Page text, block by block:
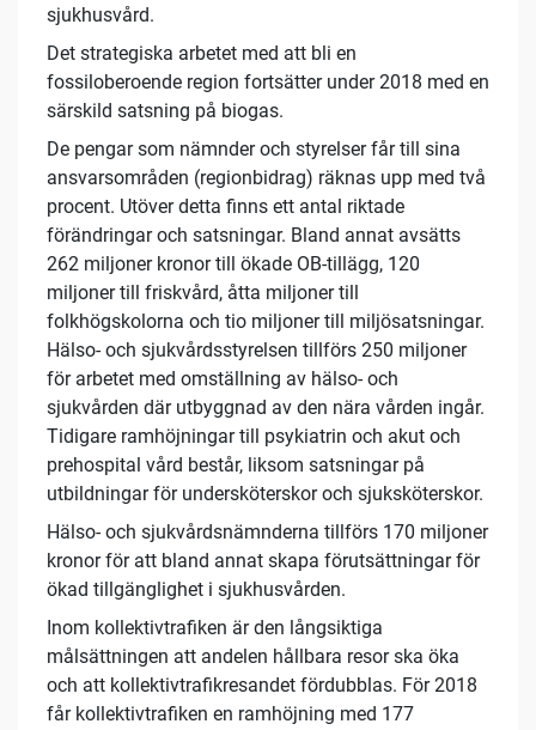
sjukhusvård.
Det strategiska arbetet med att bli en
fossiloberoende region fortsätter under 2018 med en
särskild satsning på biogas.
De pengar som nämnder och styrelser får till sina
ansvarsområden (regionbidrag) räknas upp med två
procent. Utöver detta finns ett antal riktade
förändringar och satsningar. Bland annat avsätts
262 miljoner kronor till ökade OB-tillägg, 120
miljoner till friskvård, åtta miljoner till
folkhögskolorna och tio miljoner till miljösatsningar.
Hälso- och sjukvårdsstyrelsen tillförs 250 miljoner
för arbetet med omställning av hälso- och
sjukvården där utbyggnad av den nära vården ingår.
Tidigare ramhöjningar till psykiatrin och akut och
prehospital vård består, liksom satsningar på
utbildningar för undersköterskor och sjuksköterskor.
Hälso- och sjukvårdsnämnderna tillförs 170 miljoner
kronor för att bland annat skapa förutsättningar för
ökad tillgänglighet i sjukhusvården.
Inom kollektivtrafiken är den långsiktiga
målsättningen att andelen hållbara resor ska öka
och att kollektivtrafikresandet fördubblas. För 2018
får kollektivtrafiken en ramhöjning med 177